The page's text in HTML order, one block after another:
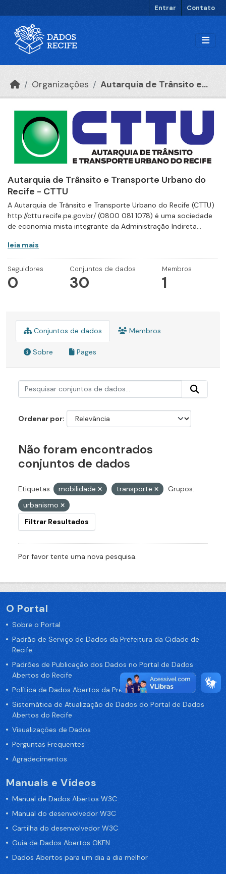
Entrar Contato
Organizações Autarquia de Trânsito e...
Autarquia de Trânsito e Transporte Urbano do
Recife - CTTU
A Autarquia de Trânsito e Transporte Urbano do Recife (CTTU)
http://cttu.recife.pe.gov.br/ (0800 081 1078) é uma sociedade
de economia mista integrante da Administração Indireta...
leia mais
Seguidores
0
Conjuntos de dados
30
Membros
1
Conjuntos de dados Membros
Sobre Pages
Ordenar por
Não foram encontrados
conjuntos de dados
Etiquetas: mobilidade transporte
Grupos:
urbanismo
Filtrar Resultados
Por favor tente uma nova pesquisa.
O Portal
Sobre o Portal
Padrão de Serviço de Dados da Prefeitura da Cidade de
Recife
Padrões de Publicação dos Dados no Portal de Dados
Abertos do Recife
Política de Dados Abertos da Prefeitura do Recife
Sistemática de Atualização de Dados do Portal de Dados
Abertos do Recife
Visualizações de Dados
Perguntas Frequentes
Agradecimentos
Manuais e Vídeos
Manual de Dados Abertos W3C
Manual do desenvolvedor W3C
Cartilha do desenvolvedor W3C
Guia de Dados Abertos OKFN
Dados Abertos para um dia a dia melhor